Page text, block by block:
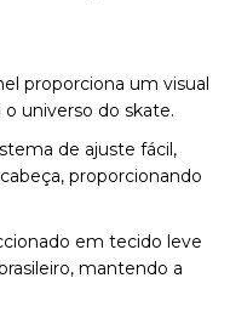
proporciona um visual
universo do skate.
de ajuste fácil,
proporcionando
em tecido leve
mantendo a